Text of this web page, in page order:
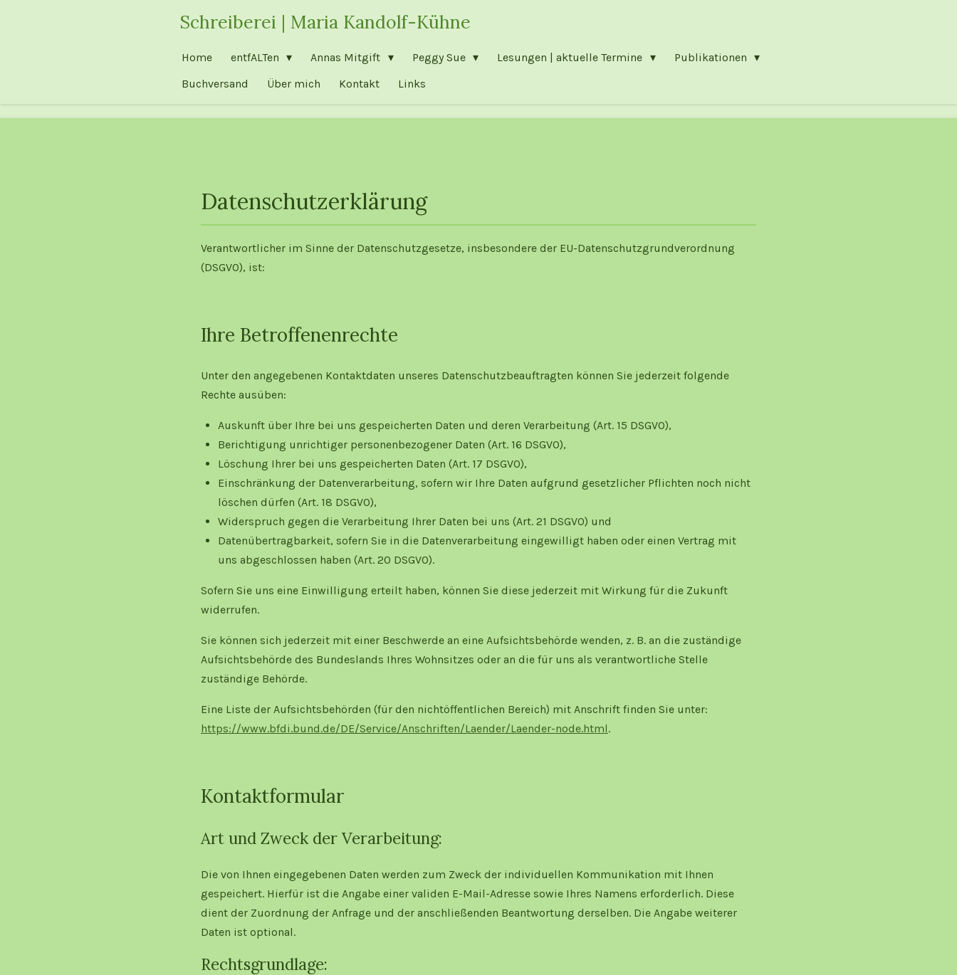
Schreiberei | Maria Kandolf-Kühne
Home entfALTen Annas Mitgift Peggy Sue Lesungen | aktuelle Termine
Publikationen
Buchversand
Über mich Kontakt Links
Datenschutzerklärung
Verantwortlicher im Sinne der Datenschutzgesetze, insbesondere der EU-Datenschutzgrundverordnung
(DSGVO), ist:
Ihre Betroffenenrechte
Unter den angegebenen Kontaktdaten unseres Datenschutzbeauftragten können Sie jederzeit folgende
Rechte ausüben:
Auskunft über Ihre bei uns gespeicherten Daten und deren Verarbeitung (Art. 15 DSGVO),
Berichtigung unrichtiger personenbezogener Daten (Art. 16 DSGVO),
Löschung Ihrer bei uns gespeicherten Daten (Art. 17 DSGVO),
Einschränkung der Datenverarbeitung, sofern wir Ihre Daten aufgrund gesetzlicher Pflichten noch nicht
löschen dürfen (Art. 18 DSGVO),
Widerspruch gegen die Verarbeitung Ihrer Daten bei uns (Art. 21 DSGVO) und
Datenübertragbarkeit, sofern Sie in die Datenverarbeitung eingewilligt haben oder einen Vertrag mit
uns abgeschlossen haben (Art. 20 DSGVO).
Sofern Sie uns eine Einwilligung erteilt haben, können Sie diese jederzeit mit Wirkung für die Zukunft
widerrufen.
Sie können sich jederzeit mit einer Beschwerde an eine Aufsichtsbehörde wenden, z. B. an die zuständige
Aufsichtsbehörde des Bundeslands Ihres Wohnsitzes oder an die für uns als verantwortliche Stelle
zuständige Behörde.
Eine Liste der Aufsichtsbehörden (für den nichtöffentlichen Bereich) mit Anschrift finden Sie unter:
https://www.bfdi.bund.de/DE/Service/Anschriften/Laender/Laender-node.html.
Kontaktformular
Art und Zweck der Verarbeitung:
Die von Ihnen eingegebenen Daten werden zum Zweck der individuellen Kommunikation mit Ihnen
gespeichert. Hierfür ist die Angabe einer validen E-Mail-Adresse sowie Ihres Namens erforderlich. Diese
dient der Zuordnung der Anfrage und der anschließenden Beantwortung derselben. Die Angabe weiterer
Daten ist optional.
Rechtsgrundlage: